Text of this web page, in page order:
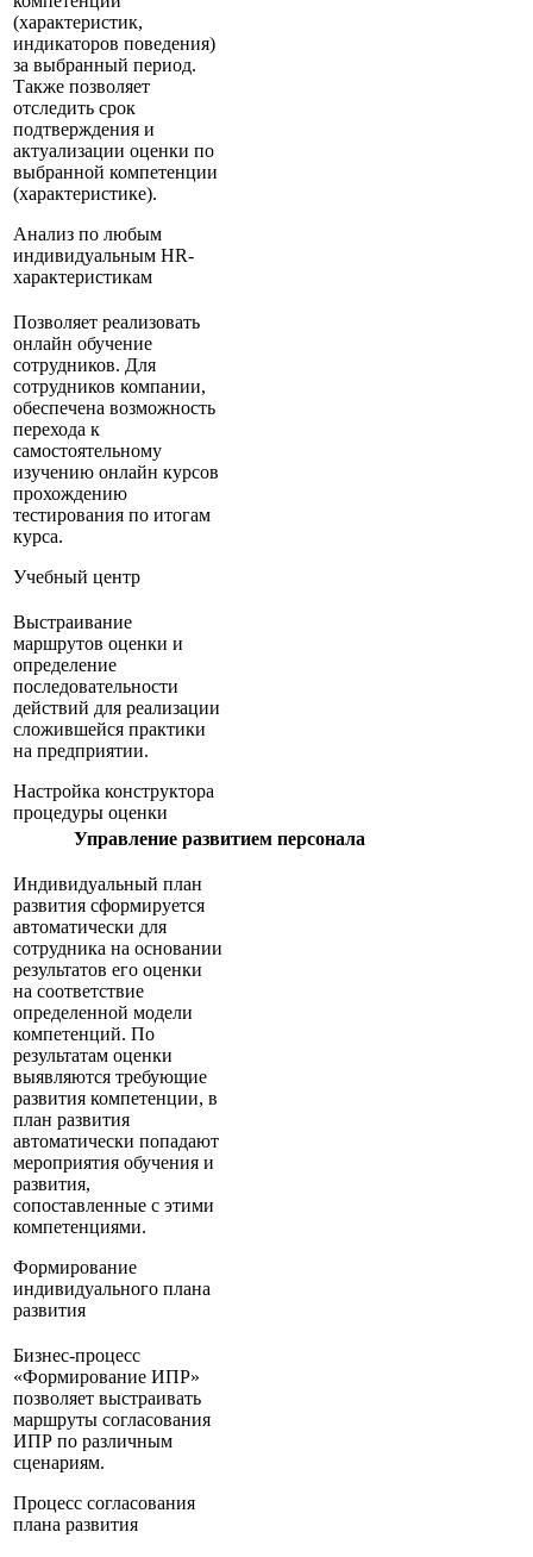
(характеристик,
индикаторов поведения)
за выбранный период.
Также позволяет
отследить срок
подтверждения и
актуализации оценки по
выбранной компетенции
(характеристике).
Анализ по любым
индивидуальным HR-
характеристикам
Позволяет реализовать
онлайн обучение
сотрудников. Для
сотрудников компании,
обеспечена возможность
перехода к
самостоятельному
изучению онлайн курсов
прохождению
тестирования по итогам
курса.
Учебный центр
Выстраивание
маршрутов оценки и
определение
последовательности
действий для реализации
сложившейся практики
на предприятии.
Настройка конструктора
процедуры оценки
Управление развитием персонала
Индивидуальный план
развития сформируется
автоматически для
сотрудника на основании
результатов его оценки
на соответствие
определенной модели
компетенций. По
результатам оценки
выявляются требующие
развития компетенции, в
план развития
автоматически попадают
мероприятия обучения и
развития,
сопоставленные с этими
компетенциями.
Формирование
индивидуального плана
развития
Бизнес-процесс
«Формирование ИПР»
позволяет выстраивать
маршруты согласования
ИПР по различным
сценариям.
Процесс согласования
плана развития